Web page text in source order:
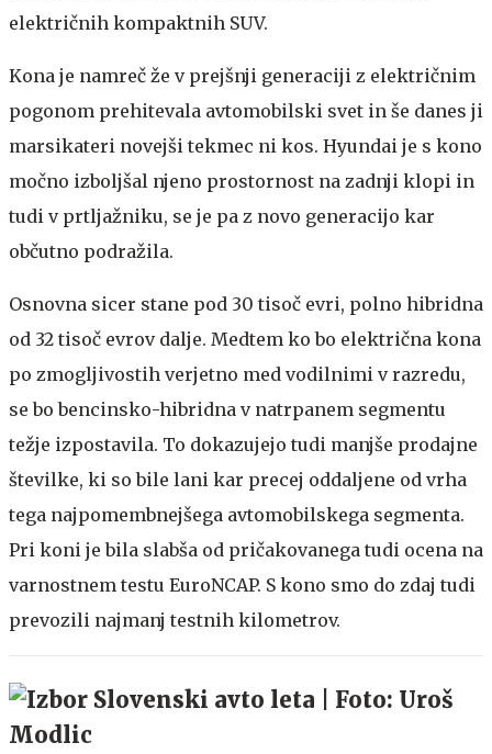
električnih kompaktnih SUV.
Kona je namreč že v prejšnji generaciji z električnim
pogonom prehitevala avtomobilski svet in še danes ji
marsikateri novejši tekmec ni kos. Hyundai je s kono
močno izboljšal njeno prostornost na zadnji klopi in
tudi v prtljažniku, se je pa z novo generacijo kar
občutno podražila.
Osnovna sicer stane pod 30 tisoč evri, polno hibridna
od 32 tisoč evrov dalje. Medtem ko bo električna kona
po zmogljivostih verjetno med vodilnimi v razredu,
se bo bencinsko-hibridna v natrpanem segmentu
težje izpostavila. To dokazujejo tudi manjše prodajne
številke, ki so bile lani kar precej oddaljene od vrha
tega najpomembnejšega avtomobilskega segmenta.
Pri koni je bila slabša od pričakovanega tudi ocena na
varnostnem testu EuroNCAP. S kono smo do zdaj tudi
prevozili najmanj testnih kilometrov.